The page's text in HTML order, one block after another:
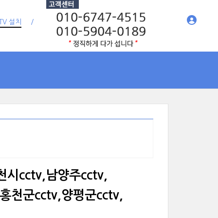
설치
시cctv,남양주cctv,
천군cctv,양평군cctv,